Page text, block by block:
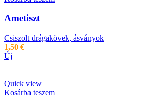
Ametiszt
Csiszolt drágakövek, ásványok
1,50 €
Új
Quick view
Kosárba teszem